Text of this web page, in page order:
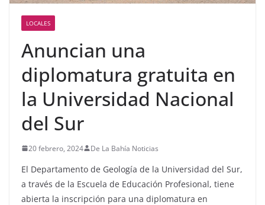
LOCALES
Anuncian una
diplomatura gratuita en
la Universidad Nacional
del Sur
20 febrero, 2024 De La Bahía Noticias
El Departamento de Geología de la Universidad del Sur,
a través de la Escuela de Educación Profesional, tiene
abierta la inscripción para una diplomatura en